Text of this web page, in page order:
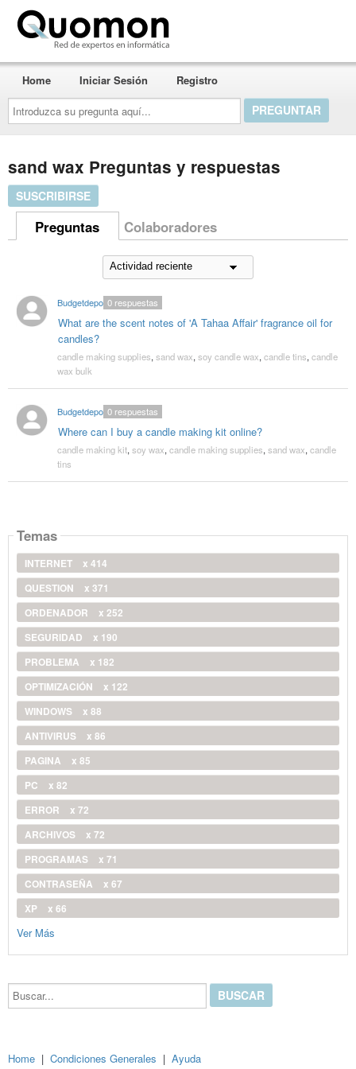
Introduzca
su
pregunta
aquí...
Home Iniciar Sesión Registro
sand wax Preguntas y respuestas
SUSCRIBIRSE
Preguntas Colaboradores
Budgetdepot
What are the scent notes of 'A Tahaa Affair' fragrance oil for
candles?
0respuestas
candle making supplies, sand wax, soy candle wax, candle tins, candle
wax bulk
Budgetdepot
Where can I buy a candle making kit online?
0respuestas
candle making kit, soy wax, candle making supplies, sand wax, candle
tins
Temas
INTERNET
x 414
QUESTION
x 371
ORDENADOR
x 252
SEGURIDAD
x 190
PROBLEMA
x 182
OPTIMIZACIÓN
x 122
WINDOWS
x 88
ANTIVIRUS
x 86
PAGINA
x 85
PC
x 82
ERROR
x 72
ARCHIVOS
x 72
PROGRAMAS
x 71
CONTRASEÑA
x 67
XP
x 66
Ver Más
Buscar...
Home | Condiciones Generales | Ayuda